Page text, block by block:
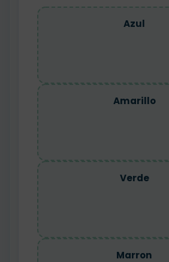
Azul
Amarillo
Verde
Marron